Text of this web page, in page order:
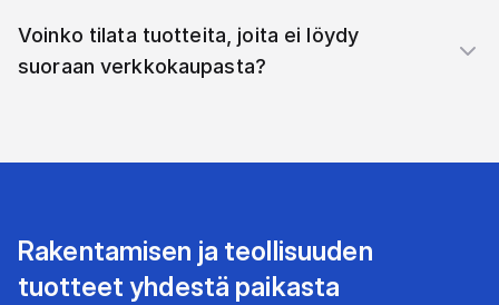
Voinko tilata tuotteita, joita ei löydy
suoraan verkkokaupasta?
Rakentamisen ja teollisuuden
tuotteet yhdestä paikasta